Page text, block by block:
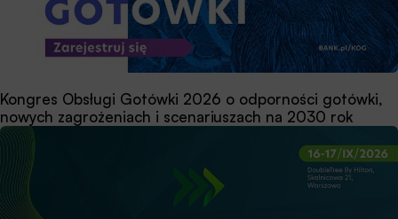
Kongres Obsługi Gotówki 2026 o odporności gotówki,
nowych zagrożeniach i scenariuszach na 2030 rok